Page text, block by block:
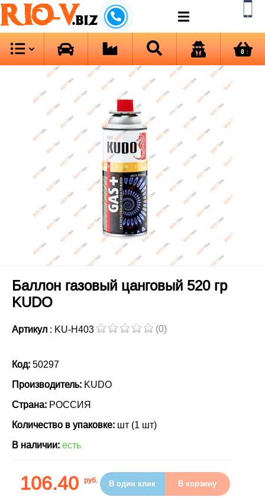
RIO-V.biz
0
Баллон газовый цанговый 520 гр
KUDO
Артикул : KU-H403 (0)
Код: 50297
Производитель: KUDO
Страна: РОССИЯ
Количество в упаковке: шт (1 шт)
В наличии: есть
106.40 руб. В один клик В корзину